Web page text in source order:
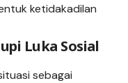
ketidakadilan
Luka Sosial
sebagai